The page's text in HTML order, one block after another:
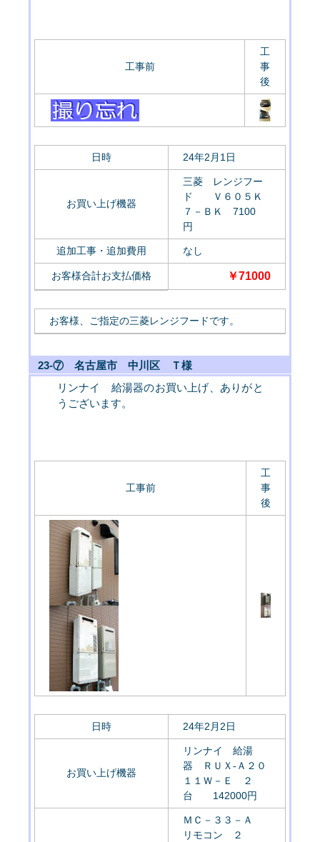
工事前
工
事
後
日時 24年2月1日
お買い上げ機器
三菱 レンジフー
ド Ｖ６０５Ｋ
７－ＢＫ 7100
円
追加工事・追加費用 なし
お客様合計お支払価格 ￥71000
お客様、ご指定の三菱レンジフードです。
23-⑦ 名古屋市 中川区 Ｔ様
リンナイ 給湯器のお買い上げ、ありがと
うございます。
工事前
工
事
後
日時 24年2月2日
お買い上げ機器
リンナイ 給湯
器 ＲＵＸ-Ａ２０
１１Ｗ－Ｅ ２
台 142000円
ＭＣ－３３－Ａ
リモコン ２